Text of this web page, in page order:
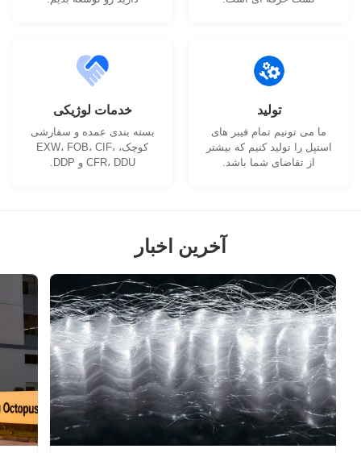
تولید
ما می تونیم تمام فیبر های
استپل را تولید کنیم که بیشتر
از تقاضای شما باشد.
خدمات لوژیکی
بسته بندی عمده و سفارشی
کوچک، EXW، FOB، CIF،
CFR، DDU و DDP.
آخرین اخبار